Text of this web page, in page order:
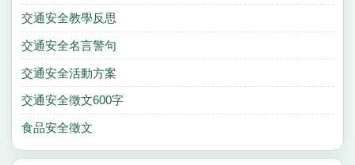
交通安全教學反思
交通安全名言警句
交通安全活動方案
交通安全徵文600字
食品安全徵文